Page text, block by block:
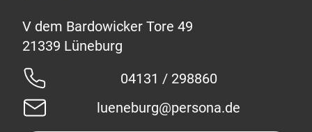
V dem Bardowicker Tore 49
04131 / 298860
lueneburg@persona.de